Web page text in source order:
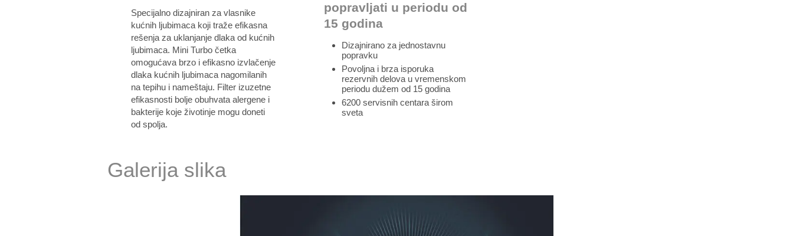
Specijalno dizajniran za vlasnike
kućnih ljubimaca koji traže efikasna
rešenja za uklanjanje dlaka od kućnih
ljubimaca. Mini Turbo četka
omogućava brzo i efikasno izvlačenje
dlaka kućnih ljubimaca nagomilanih
na tepihu i nameštaju. Filter izuzetne
efikasnosti bolje obuhvata alergene i
bakterije koje životinje mogu doneti
od spolja.
popravljati u periodu od
15 godina
Dizajnirano za jednostavnu
popravku
Povoljna i brza isporuka
rezervnih delova u vremenskom
periodu dužem od 15 godina
6200 servisnih centara širom
sveta
Galerija slika